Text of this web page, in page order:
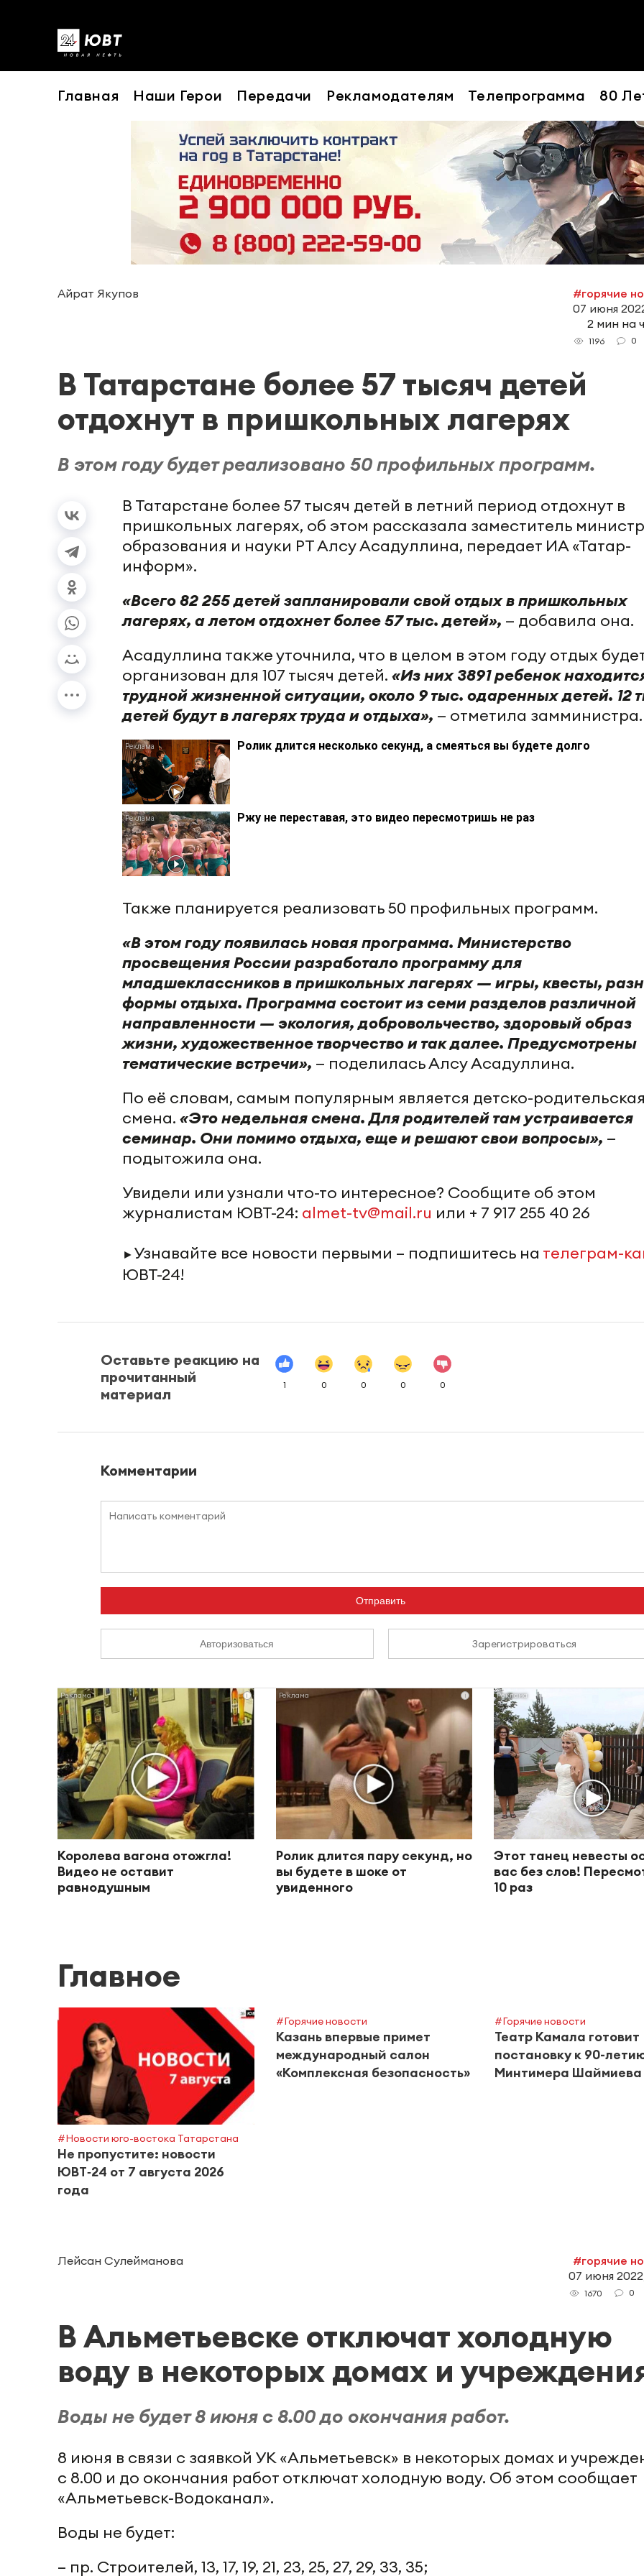
Главная Наши Герои Передачи Рекламодателям Телепрограмма 80
Айрат Якупов
#горячие
07 июня
2 мин на
1196 0
В Татарстане более 57 тысяч детей
отдохнут в пришкольных лагерях
В этом году будет реализовано 50 профильных программ.
В Татарстане более 57 тысяч детей в летний период отдохнут в
пришкольных лагерях, об этом рассказала заместитель
образования и науки РТ Алсу Асадуллина, передает ИА «Татар-
информ».
«Всего 82 255 детей запланировали свой отдых в пришкольных
лагерях, а летом отдохнет более 57 тыс. детей», — добавила она.
Асадуллина также уточнила, что в целом в этом году отдых
организован для 107 тысяч детей. «Из них 3891 ребенок
трудной жизненной ситуации, около 9 тыс. одаренных детей. 12
детей будут в лагерях труда и отдыха», — отметила замминистра.
Ролик длится несколько секунд, а смеяться вы будете долго
Ржу не переставая, это видео пересмотришь не раз
Также планируется реализовать 50 профильных программ.
«В этом году появилась новая программа. Министерство
просвещения России разработало программу для
младшеклассников в пришкольных лагерях — игры, квесты,
формы отдыха. Программа состоит из семи разделов различной
направленности — экология, добровольчество, здоровый образ
жизни, художественное творчество и так далее. Предусмотрены
тематические встречи», — поделилась Алсу Асадуллина.
По её словам, самым популярным является детско-родительская
смена. «Это недельная смена. Для родителей там устраивается
семинар. Они помимо отдыха, еще и решают свои вопросы», —
подытожила она.
Увидели или узнали что-то интересное? Сообщите об этом
журналистам ЮВТ-24: almet-tv@mail.ru или + 7 917 255 40 26
► Узнавайте все новости первыми – подпишитесь на телеграм-
ЮВТ-24!
Оставьте реакцию на
прочитанный
материал
1 0 0 0 0
Комментарии
Отправить
Авторизоваться Зарегистрироваться
i
Королева вагона отожгла!
Видео не оставит
равнодушным
i
Ролик длится пару секунд, но
вы будете в шоке от
увиденного
Этот танец невесты
вас без слов!
10 раз
Главное
#Новости юго-востока Татарстана
Не пропустите: новости
ЮВТ‑24 от 7 августа 2026
года
#Горячие новости
Казань впервые примет
международный салон
«Комплексная безопасность»
#Горячие новости
Театр Камала готовит
постановку к 90-
Минтимера Шаймиева
Лейсан Сулейманова
#горячие
07 июня
1670 0
В Альметьевске отключат холодную
воду в некоторых домах и
Воды не будет 8 июня с 8.00 до окончания работ.
8 июня в связи с заявкой УК «Альметьевск» в некоторых домах и
с 8.00 и до окончания работ отключат холодную воду. Об этом сообщает
«Альметьевск-Водоканал».
Воды не будет:
– пр. Строителей, 13, 17, 19, 21, 23, 25, 27, 29, 33, 35;